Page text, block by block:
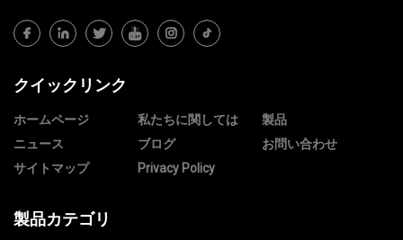
クイックリンク
ホームページ 私たちに関しては
製品
ニュース
ブログ
お問い合わせ
サイトマップ
Privacy Policy
製品カテゴリ